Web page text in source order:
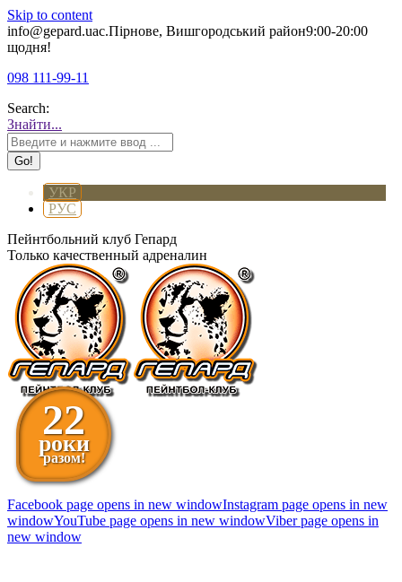
Skip to content
info@gepard.uaс.Пірнове, Вишгородський район9:00-20:00
щодня!
098 111-99-11
Search:
Знайти...
УКР
РУС
Пейнтбольний клуб Гепард
Только качественный адреналин
22
роки
разом!
Facebook page opens in new windowInstagram page opens in new
windowYouTube page opens in new windowViber page opens in
new window